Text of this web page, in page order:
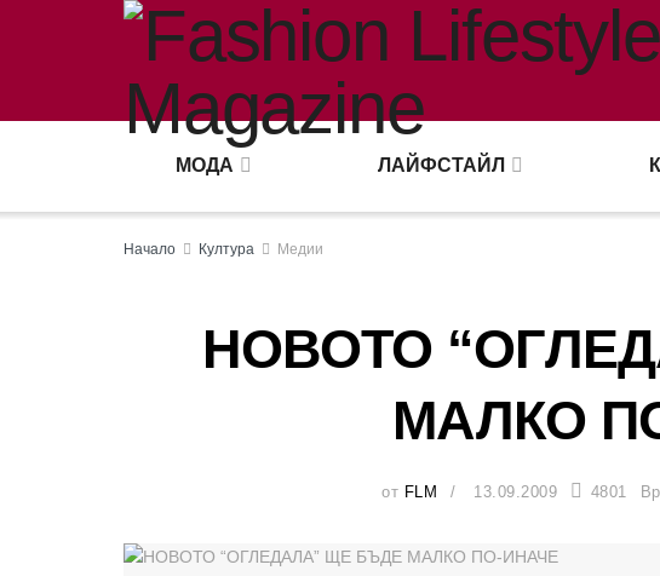
МОДА ЛАЙФСТАЙЛ
Начало Култура Медии
НОВОТО
МАЛКО
от FLM 13.09.2009 4801